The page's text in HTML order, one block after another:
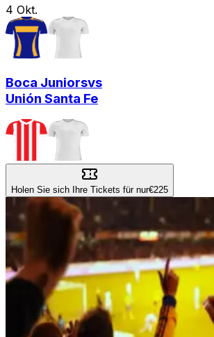
4 Okt.
Boca Juniorsvs
Unión Santa Fe
Holen Sie sich Ihre Tickets für nur€225